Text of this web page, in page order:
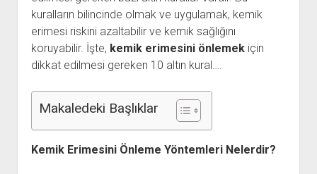
Kullanıcı Yorumları
Saç Ekimi
Hakkımızda
kuralların bilincinde olmak ve uygulamak, kemik
erimesi riskini azaltabilir ve kemik sağlığını
koruyabilir. İşte, kemik erimesini önlemekiçin
dikkat edilmesi gereken 10 altın kural….
Makaledeki Başlıklar
Kemik Erimesini Önleme Yöntemleri Nelerdir?